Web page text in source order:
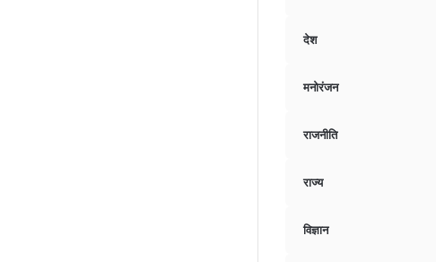
देश
मनोरंजन
राजनीति
राज्य
विज्ञान